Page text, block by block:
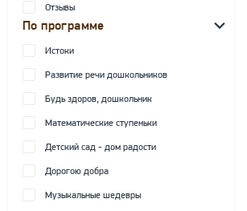
Отзывы
По программе
Истоки
Развитие речи дошкольников
Будь здоров, дошкольник
Математические ступеньки
Детский сад - дом радости
Дорогою добра
Музыкальные шедевры